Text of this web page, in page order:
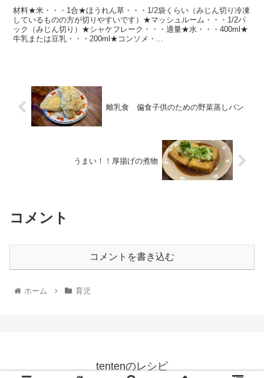
材料★米・・・1合★ほうれん草・・・1/2袋くらい（みじん切り冷凍
しているものの方が切りやすいです）★マッシュルーム・・・1/2パ
ック（みじん切り）★シャケフレーク・・・適量★水・・・400ml★
牛乳または豆乳・・・200ml★コンソメ・...
離乳食 偏食子供のための野菜蒸しパン
うまい！！厚揚げの煮物
コメント
コメントを書き込む
ホーム 育児
tentenのレシピ